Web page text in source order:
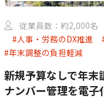
従業員数：約2,000名
#人事・労務のDX推進
#年末調整の負担軽減
新規予算なしで年末
ナンバー管理を電子